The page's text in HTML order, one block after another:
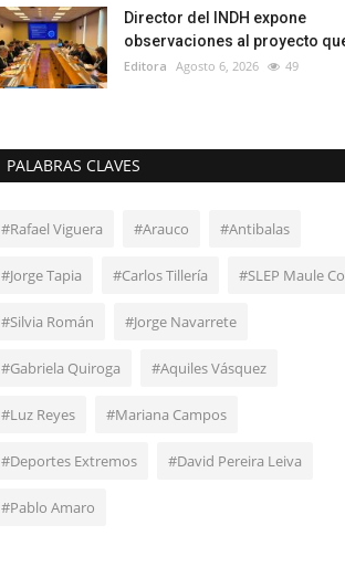
Director del INDH expone
observaciones al proyecto
Editora Agosto 6, 2026 49
PALABRAS CLAVES
#Rafael Viguera #Arauco #Antibalas
#Jorge Tapia #Carlos Tillería #SLEP Maule
#Silvia Román #Jorge Navarrete
#Gabriela Quiroga #Aquiles Vásquez
#Luz Reyes #Mariana Campos
#Deportes Extremos #David Pereira Leiva
#Pablo Amaro